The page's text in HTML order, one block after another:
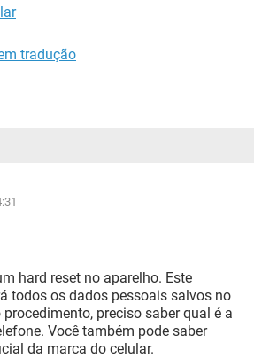
tradução
hard reset no aparelho. Este
todos os dados pessoais salvos no
preciso saber qual é a
Você também pode saber
da marca do celular.